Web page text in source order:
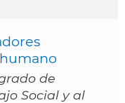
de
Social y al